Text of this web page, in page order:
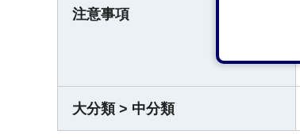
注意事項
大分類 > 中分類